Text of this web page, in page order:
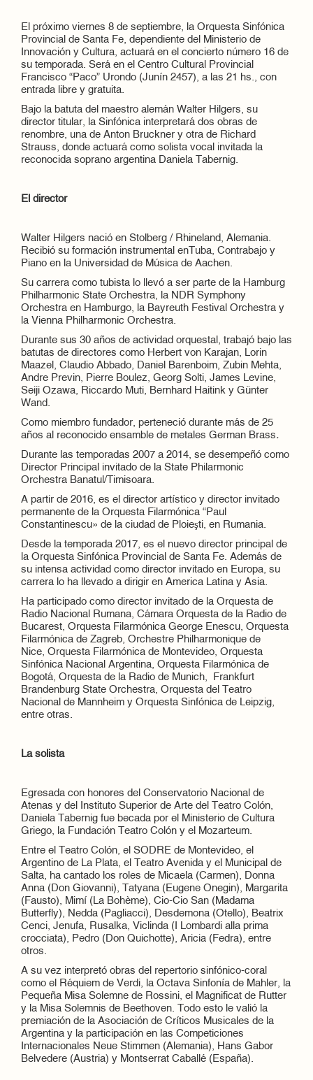
El próximo viernes 8 de septiembre, la Orquesta Sinfónica
Provincial de Santa Fe, dependiente del Ministerio de
Innovación y Cultura, actuará en el concierto número 16 de
su temporada. Será en el Centro Cultural Provincial
Francisco “Paco” Urondo (Junín 2457), a las 21 hs., con
entrada libre y gratuita.
Bajo la batuta del maestro alemán Walter Hilgers, su
director titular, la Sinfónica interpretará dos obras de
renombre, una de Anton Bruckner y otra de Richard
Strauss, donde actuará como solista vocal invitada la
reconocida soprano argentina Daniela Tabernig.
El director
Walter Hilgers nació en Stolberg / Rhineland, Alemania.
Recibió su formación instrumental enTuba, Contrabajo y
Piano en la Universidad de Música de Aachen.
Su carrera como tubista lo llevó a ser parte de la Hamburg
Philharmonic State Orchestra, la NDR Symphony
Orchestra en Hamburgo, la Bayreuth Festival Orchestra y
la Vienna Philharmonic Orchestra.
Durante sus 30 años de actividad orquestal, trabajó bajo las
batutas de directores como Herbert von Karajan, Lorin
Maazel, Claudio Abbado, Daniel Barenboim, Zubin Mehta,
Andre Previn, Pierre Boulez, Georg Solti, James Levine,
Seiji Ozawa, Riccardo Muti, Bernhard Haitink y Günter
Wand.
Como miembro fundador, perteneció durante más de 25
años al reconocido ensamble de metales German Brass.
Durante las temporadas 2007 a 2014, se desempeñó como
Director Principal invitado de la State Philarmonic
Orchestra Banatul/Timisoara.
A partir de 2016, es el director artístico y director invitado
permanente de la Orquesta Filarmónica “Paul
Constantinescu» de la ciudad de Ploieşti, en Rumania.
Desde la temporada 2017, es el nuevo director principal de
la Orquesta Sinfónica Provincial de Santa Fe. Además de
su intensa actividad como director invitado en Europa, su
carrera lo ha llevado a dirigir en America Latina y Asia.
Ha participado como director invitado de la Orquesta de
Radio Nacional Rumana, Cámara Orquesta de la Radio de
Bucarest, Orquesta Filarmónica George Enescu, Orquesta
Filarmónica de Zagreb, Orchestre Philharmonique de
Nice, Orquesta Filarmónica de Montevideo, Orquesta
Sinfónica Nacional Argentina, Orquesta Filarmónica de
Bogotá, Orquesta de la Radio de Munich, Frankfurt
Brandenburg State Orchestra, Orquesta del Teatro
Nacional de Mannheim y Orquesta Sinfónica de Leipzig,
entre otras.
La solista
Egresada con honores del Conservatorio Nacional de
Atenas y del Instituto Superior de Arte del Teatro Colón,
Daniela Tabernig fue becada por el Ministerio de Cultura
Griego, la Fundación Teatro Colón y el Mozarteum.
Entre el Teatro Colón, el SODRE de Montevideo, el
Argentino de La Plata, el Teatro Avenida y el Municipal de
Salta, ha cantado los roles de Micaela (Carmen), Donna
Anna (Don Giovanni), Tatyana (Eugene Onegin), Margarita
(Fausto), Mimí (La Bohème), Cio-Cio San (Madama
Butterfly), Nedda (Pagliacci), Desdemona (Otello), Beatrix
Cenci, Jenufa, Rusalka, Viclinda (I Lombardi alla prima
crocciata), Pedro (Don Quichotte), Aricia (Fedra), entre
otros.
A su vez interpretó obras del repertorio sinfónico-coral
como el Réquiem de Verdi, la Octava Sinfonía de Mahler, la
Pequeña Misa Solemne de Rossini, el Magnificat de Rutter
y la Misa Solemnis de Beethoven. Todo esto le valió la
premiación de la Asociación de Críticos Musicales de la
Argentina y la participación en las Competiciones
Internacionales Neue Stimmen (Alemania), Hans Gabor
Belvedere (Austria) y Montserrat Caballé (España).